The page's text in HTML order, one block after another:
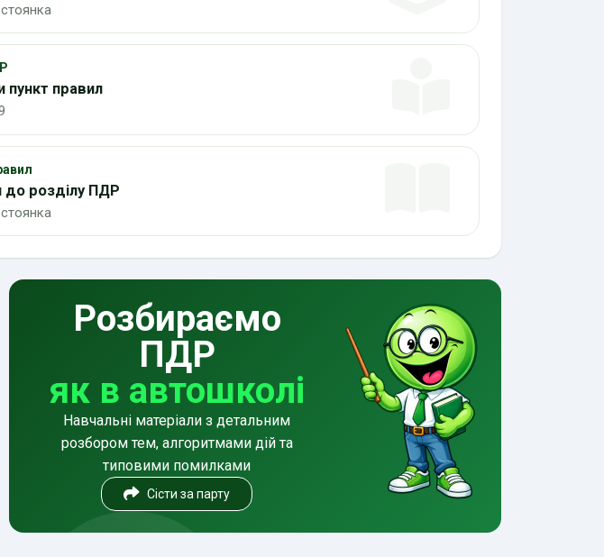
пункт правил
до розділу ПДР
Розбираємо
ПДР
як в автошколі
Навчальні матеріали з детальним
розбором тем, алгоритмами дій та
типовими помилками
Сісти за парту